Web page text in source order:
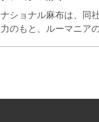
ナショナル麻布は、同
力のもと、ルーマニア